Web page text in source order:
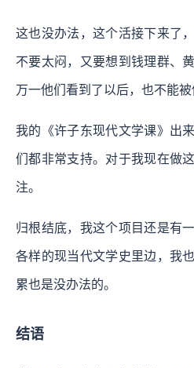
这也没办法，这个活接下来了
不要太闷，又要想到钱理群、
万一他们看到了以后，也不能被
我的《许子东现代文学课》出
们都非常支持。对于我现在做
注。
归根结底，我这个项目还是有
各样的现当代文学史里边，我
累也是没办法的。
结语